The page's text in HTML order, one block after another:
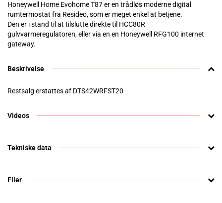
Honeywell Home Evohome T87 er en trådløs moderne digital
rumtermostat fra Resideo, som er meget enkel at betjene.
Den er i stand til at tilslutte direkte til HCC80R
gulvvarmeregulatoren, eller via en en Honeywell RFG100 internet
gateway.
Beskrivelse
Restsalg erstattes af DTS42WRFST20
Videos
Tekniske data
Filer